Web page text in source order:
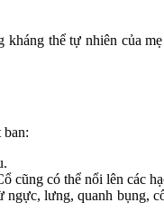
thể tự nhiên của
ban:
cũng có thể nổi lên các
lưng, quanh bụng,